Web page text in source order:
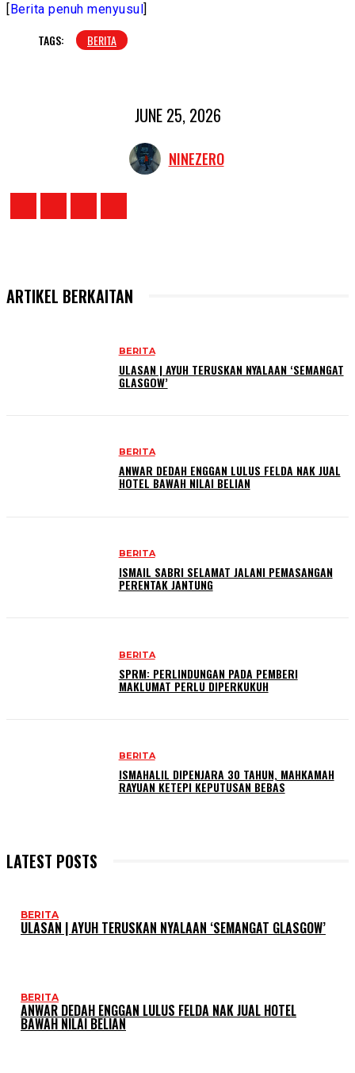
[Berita penuh menyusul]
TAGS: BERITA
JUNE 25, 2026
NINEZERO
ARTIKEL BERKAITAN
BERITA
ULASAN | AYUH TERUSKAN NYALAAN ‘SEMANGAT
GLASGOW’
BERITA
ANWAR DEDAH ENGGAN LULUS FELDA NAK JUAL
HOTEL BAWAH NILAI BELIAN
BERITA
ISMAIL SABRI SELAMAT JALANI PEMASANGAN
PERENTAK JANTUNG
BERITA
SPRM: PERLINDUNGAN PADA PEMBERI
MAKLUMAT PERLU DIPERKUKUH
BERITA
ISMAHALIL DIPENJARA 30 TAHUN, MAHKAMAH
RAYUAN KETEPI KEPUTUSAN BEBAS
LATEST POSTS
BERITA
ULASAN | AYUH TERUSKAN NYALAAN ‘SEMANGAT GLASGOW’
BERITA
ANWAR DEDAH ENGGAN LULUS FELDA NAK JUAL HOTEL
BAWAH NILAI BELIAN